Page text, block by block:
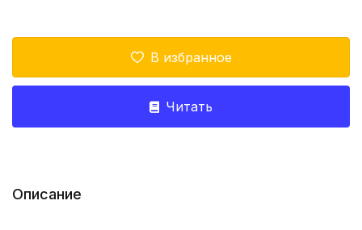
В избранное
Читать
Описание